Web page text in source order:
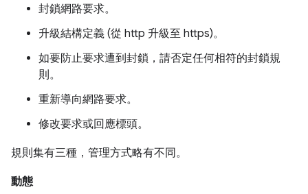
封鎖網路要求。
升級結構定義 (從 http 升級至 https)。
如要防止要求遭到封鎖，請否定任何相符的封鎖規
則。
重新導向網路要求。
修改要求或回應標頭。
規則集有三種，管理方式略有不同。
動態